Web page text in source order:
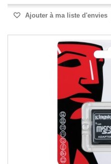
Ajouter à ma liste d'envies